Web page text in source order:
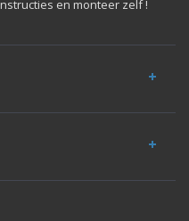
en monteer zelf !